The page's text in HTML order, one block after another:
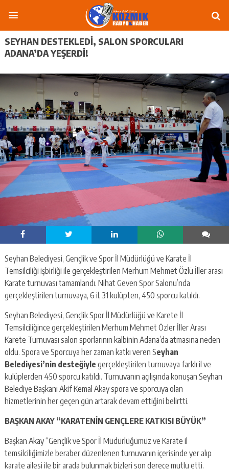
SEYHAN DESTEKLEDI, SALON SPORCULARI
ADANA’DA YEŞERDI!
Seyhan Belediyesi, Gençlik ve Spor İl Müdürlüğü ve Karate İl
Temsilciliği işbirliği ile gerçekleştirilen Merhum Mehmet Özlü İller arası
Karate turnuvası tamamlandı. Nihat Geven Spor Salonu’nda
gerçekleştirilen turnuvaya, 6 il, 31 kulüpten, 450 sporcu katıldı.
Seyhan Belediyesi, Gençlik Spor İl Müdürlüğü ve Karete İl
Temsilciliğince gerçekleştirilen Merhum Mehmet Özler İller Arası
Karete Turnuvası salon sporlarının kalbinin Adana’da atmasına neden
oldu. Spora ve Sporcuya her zaman katkı veren Seyhan
Belediyesi’nin desteğiyle gerçekleştirilen turnuvaya farklı il ve
kulüplerden 450 sporcu katıldı. Turnuvanın açılışında konuşan Seyhan
Belediye Başkanı Akif Kemal Akayspora ve sporcuya olan
hizmetlerinin her geçen gün artarak devam ettiğini belirtti.
BAŞKAN AKAY “KARATENİN GENÇLERE KATKISI BÜYÜK”
Başkan Akay “Gençlik ve Spor İl Müdürlüğümüz ve Karate il
temsilciliğimizle beraber düzenlenen turnuvanın içerisinde yer alıp
karate ailesi ile bir arada bulunmak bizleri son derece mutlu etti.